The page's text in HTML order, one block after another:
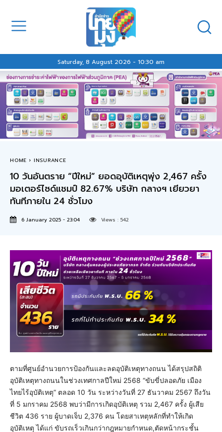
Saturday, 8 August 2026 - 10:30 am
HOME INSURANCE
10 วันอันตราย “ปีใหม่” ยอดอุบัติเหตุพุ่ง 2,467 ครั้ง
มอเตอร์ไซด์แชมป์ 82.67% บริษัท กลางฯ เยียวยา
ทันทีภายใน 24 ชั่วโมง
6 January 2025 - 23:04 Views : 542
ตามที่ศูนย์อำนวยการป้องกันและลดอุบัติเหตุทางถนน ได้สรุปสถิติ
อุบัติเหตุทางถนนในช่วงเทศกาลปีใหม่ 2568 “ขับขี่ปลอดภัย เมือง
ไทยไร้อุบัติเหตุ” ตลอด 10 วัน ระหว่างวันที่ 27 ธันวาคม 2567 ถึงวัน
ที่ 5 มกราคม 2568 พบว่ามีการเกิดอุบัติเหตุ รวม 2,467 ครั้ง ผู้เสีย
ชีวิต 436 ราย ผู้บาดเจ็บ 2,376 คน โดยสาเหตุหลักที่ทำให้เกิด
อุบัติเหตุ ได้แก่ ขับรถเร็วเกินกว่ากฎหมายกำหนด,ตัดหน้ากระชั้น